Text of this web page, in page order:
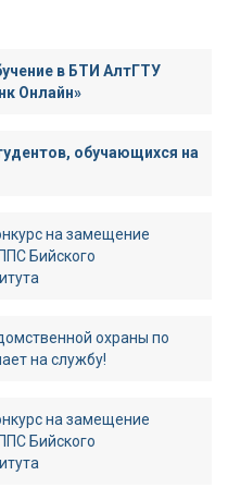
в БТИ АлтГТУ
Онлайн»
обучающихся на
на замещение
Бийского
охраны по
на службу!
на замещение
Бийского